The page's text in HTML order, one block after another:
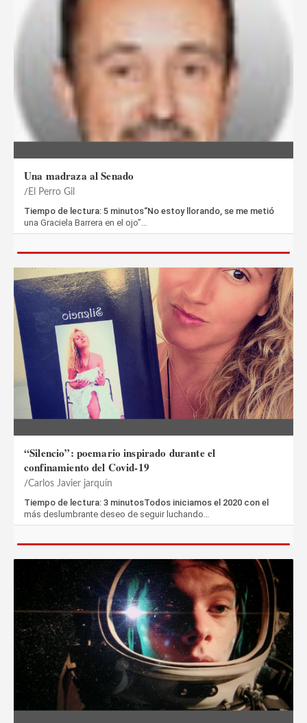
Una madraza al Senado
El Perro Gil
Tiempo de lectura: 5 minutos“No estoy llorando, se me metió
una Graciela Barrera en el ojo”…
“Silencio”: poemario inspirado durante el
confinamiento del Covid-19
Carlos Javier jarquín
Tiempo de lectura: 3 minutosTodos iniciamos el 2020 con el
más deslumbrante deseo de seguir luchando…